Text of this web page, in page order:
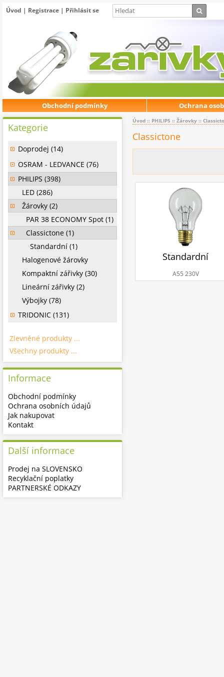
Úvod | Registrace | Přihlásit se
Obchodní podmínky Ochrana
Úvod :: PHILIPS :: Žárovky ::
Classictone
Standardní
A55 230V
Kategorie
Doprodej (14)
OSRAM - LEDVANCE (76)
PHILIPS (398)
LED (286)
Žárovky (2)
PAR 38 ECONOMY Spot (1)
Classictone (1)
Standardní (1)
Halogenové žárovky
Kompaktní zářivky (30)
Lineární zářivky (2)
Výbojky (78)
TRIDONIC (131)
Zlevněné produkty ...
Všechny produkty ...
Informace
Obchodní podmínky
Ochrana osobních údajů
Jak nakupovat
Kontakt
Další informace
Prodej na SLOVENSKO
Recyklační poplatky
PARTNERSKÉ ODKAZY